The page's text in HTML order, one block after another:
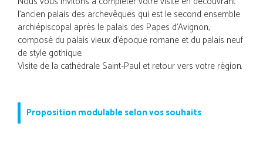
l'ancien palais des archevêques qui est le second ensemble
archiépiscopal après le palais des Papes d'Avignon,
composé du palais vieux d'époque romane et du palais neuf
de style gothique.
Visite de la cathédrale Saint-Paul et retour vers votre région.
Proposition modulable selon vos souhaits